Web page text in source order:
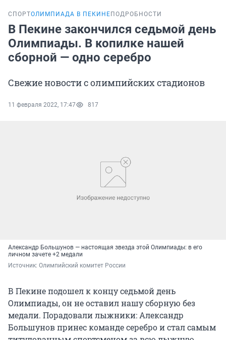
СПОРТОЛИМПИАДА В ПЕКИНЕ ПОДРОБНОСТИ
В Пекине закончился седьмой день
Олимпиады. В копилке нашей
сборной — одно серебро
Свежие новости с олимпийских стадионов
11 февраля 2022, 17:47 817
Александр Большунов — настоящая звезда этой Олимпиады: в его
личном зачете +2 медали
Источник: Олимпийский комитет России
В Пекине подошел к концу седьмой день
Олимпиады, он не оставил нашу сборную без
медали. Порадовали лыжники: Александр
Большунов принес команде серебро и стал самым